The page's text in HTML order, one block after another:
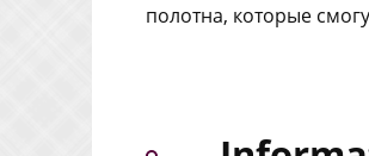
полотна, которые